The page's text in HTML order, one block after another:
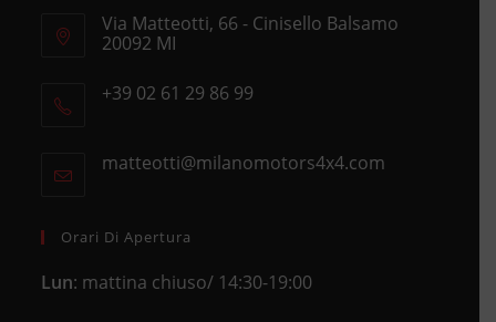
Via Matteotti, 66 - Cinisello Balsamo
20092 MI
in
+39 02 61 29 86 99
your
matteotti@milanomotors4x4.comOpens
Orari Di Apertura
Lun: mattina chiuso/ 14:30-19:00